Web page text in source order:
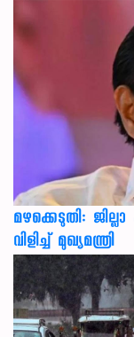
മഴക്കെടുതി:
വിളിച്ച് മുഖ്യമന്ത്രി